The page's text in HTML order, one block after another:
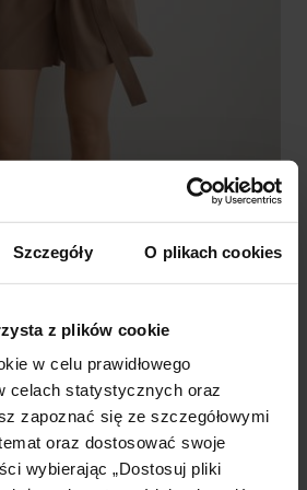
Szczegóły O plikach cookies
z plików cookie
w celu prawidłowego
celach statystycznych oraz
zapoznać się ze szczegółowymi
oraz dostosować swoje
wybierając „Dostosuj pliki
z wiskozy